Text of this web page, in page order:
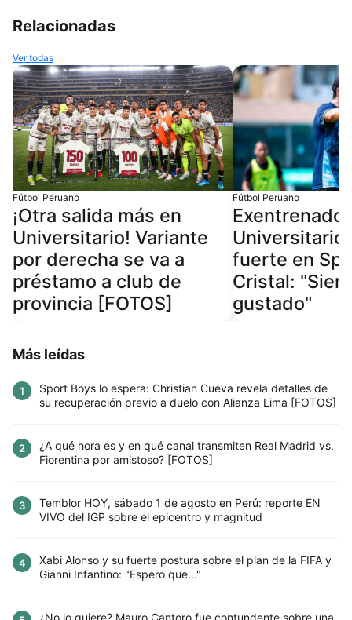
Relacionadas
Ver todas
Fútbol Peruano
¡Otra salida más en
Universitario! Variante
por derecha se va a
préstamo a club de
provincia [FOTOS]
Fútbol Peruano
Universitario
fuerte en
Cristal:
gustado"
Más leídas
1
Sport Boys lo espera: Christian Cueva revela detalles de
su recuperación previo a duelo con Alianza Lima [FOTOS]
2
¿A qué hora es y en qué canal transmiten Real Madrid vs.
Fiorentina por amistoso? [FOTOS]
3
Temblor HOY, sábado 1 de agosto en Perú: reporte EN
VIVO del IGP sobre el epicentro y magnitud
4
Xabi Alonso y su fuerte postura sobre el plan de la FIFA y
Gianni Infantino: "Espero que..."